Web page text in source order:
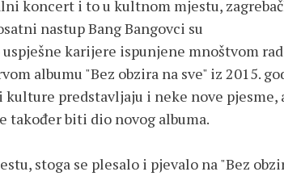
koncert i to u kultnom mjestu,
nastup Bang Bangovci su
karijere ispunjene mnoštvom
albumu "Bez obzira na sve" iz 2015.
predstavljaju i neke nove pjesme,
također biti dio novog albuma.
stoga se plesalo i pjevalo na "Bez